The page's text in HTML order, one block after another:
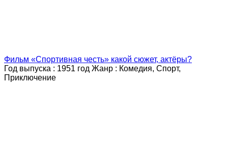
Фильм «Спортивная честь» какой сюжет, актёры?
Год выпуска : 1951 год Жанр : Комедия, Спорт,
Приключение